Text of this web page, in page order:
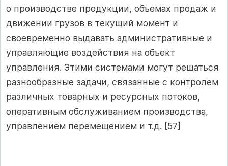
о производстве продукции, объемах продаж и
движении грузов в текущий момент и
своевременно выдавать административные и
управляющие воздействия на объект
управления. Этими системами могут решаться
разнообразные задачи, связанные с контролем
различных товарных и ресурсных потоков,
оперативным обслуживанием производства,
управлением перемещением и т.д. [57]